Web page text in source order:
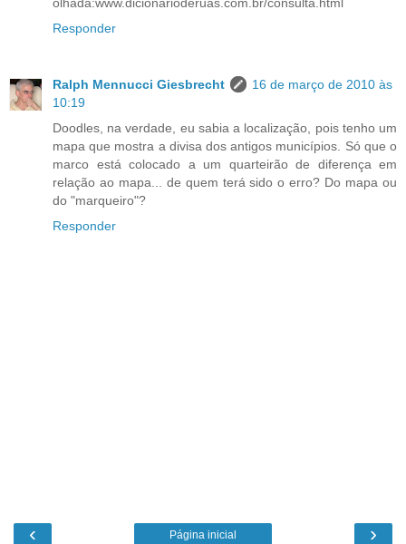
Responder
Ralph Mennucci Giesbrecht
16 de março de 2010 às
10:19
Doodles, na verdade, eu sabia a localização, pois tenho um
mapa que mostra a divisa dos antigos municípios. Só que o
marco está colocado a um quarteirão de diferença em
relação ao mapa... de quem terá sido o erro? Do mapa ou
do "marqueiro"?
Responder
‹ ›
Página inicial